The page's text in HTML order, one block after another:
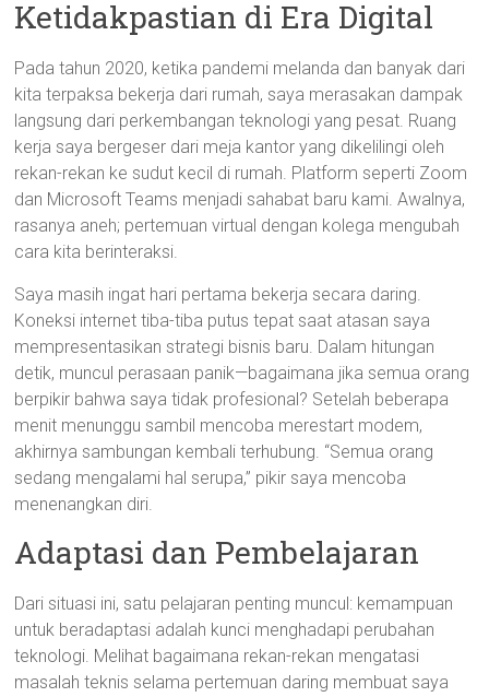
Ketidakpastian di Era Digital
Pada tahun 2020, ketika pandemi melanda dan banyak dari
kita terpaksa bekerja dari rumah, saya merasakan dampak
langsung dari perkembangan teknologi yang pesat. Ruang
kerja saya bergeser dari meja kantor yang dikelilingi oleh
rekan-rekan ke sudut kecil di rumah. Platform seperti Zoom
dan Microsoft Teams menjadi sahabat baru kami. Awalnya,
rasanya aneh; pertemuan virtual dengan kolega mengubah
cara kita berinteraksi.
Saya masih ingat hari pertama bekerja secara daring.
Koneksi internet tiba-tiba putus tepat saat atasan saya
mempresentasikan strategi bisnis baru. Dalam hitungan
detik, muncul perasaan panik—bagaimana jika semua orang
berpikir bahwa saya tidak profesional? Setelah beberapa
menit menunggu sambil mencoba merestart modem,
akhirnya sambungan kembali terhubung. “Semua orang
sedang mengalami hal serupa,” pikir saya mencoba
menenangkan diri.
Adaptasi dan Pembelajaran
Dari situasi ini, satu pelajaran penting muncul: kemampuan
untuk beradaptasi adalah kunci menghadapi perubahan
teknologi. Melihat bagaimana rekan-rekan mengatasi
masalah teknis selama pertemuan daring membuat saya